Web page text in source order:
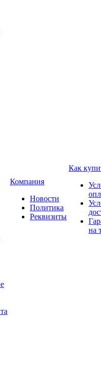
Компания
Новости
Политика
Реквизиты
Как
на